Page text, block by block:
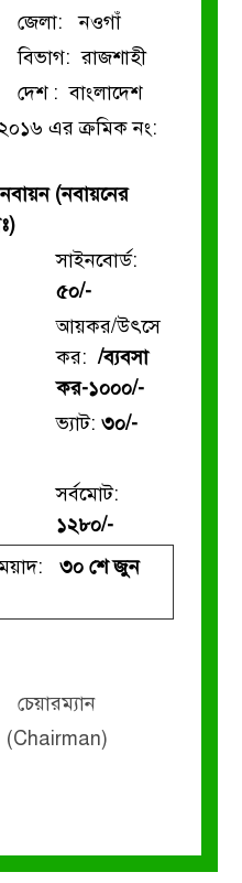
জেলা: নওগাঁ
বিভাগ: রাজশাহী
দেশ : বাংলাদেশ
এর ক্রমিক নং:
(নবায়নের
সাইনবোর্ড:
৫০/-
আয়কর/উৎসে
কর:/ব্যবসা
কর-১০০০/-
ভ্যাট: ৩০/-
সর্বমোট:
১২৮০/-
৩০ শে জুন
চেয়ারম্যান
(Chairman)